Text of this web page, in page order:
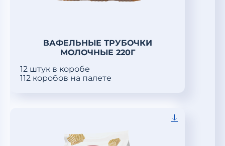
ВАФЕЛЬНЫЕ ТРУБОЧКИ
МОЛОЧНЫЕ 220Г
12 штук в коробе
112 коробов на палете